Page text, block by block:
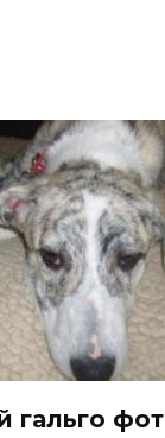
гальго